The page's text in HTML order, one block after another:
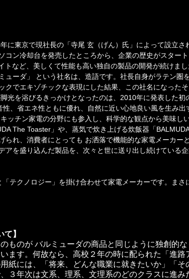
に東京で現社長の「寺尾 玄（げん）氏」によって設立さ
コン冷却台を発売したところから、企業の歴史がスター
トなど、美しくて性能も高い独自の製品の開発が続けまし
ューダ」 という社名は、造語です。社長自身がラテン圏
クでエキゾチックな表現にした結果、この社名になったそ
光を浴びるきっかけとなったのは、2010年に発表した
、省エネ性ともに優れ、自然に近い心地良い風を生み
ッチン家電の分野にも参入し、科学的な観点から美味し
The Toaster」や、蒸気で炊き上げる炊飯器「
られ、消費者にとっても お洒落で機能的な家電メーカー
アを盛り込んだ製品を、次々と世に送り出し続けている企
テクノロジー」を掛け合わせて家電メーカーです。ま
て】
ものが バルミューダの商品と同じように独創的
ます。何故なら、高校２年の時に配られた「進
紙には、「将来、どんな職業に就きたいか」「
３年次は文系、理系、文理系のどのクラスに進